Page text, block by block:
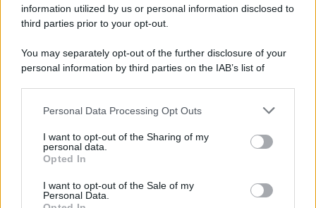
information utilized by us or personal information disclosed to
third parties prior to your opt-out.
You may separately opt-out of the further disclosure of your
personal information by third parties on the IAB’s list of
This information may also be disclosed by us to third parties
disclose it to other third parties.
Please note that this website/app uses one or more Google
services and may gather and store information including but
not limited to your visit or usage behaviour. You may click to
Personal Data Processing Opt Outs
I want to opt-out of the Sharing of my
personal data.
Opted In
I want to opt-out of the Sale of my
Personal Data.
Cineverse Magazine
SecondHomeMagazine
Investieren24